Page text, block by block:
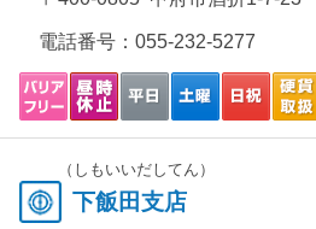
電話番号： 055-232-5277
（しもいいだしてん）
下飯田支店